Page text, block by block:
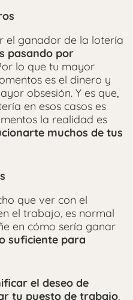
el ganador de la lotería
pasando por
lo que tu mayor
es el dinero y
obsesión. Y es que,
en esos casos es
la realidad es
muchos de tus
que ver con el
el trabajo, es normal
en cómo sería ganar
suficiente para
el deseo de
tu puesto de trabajo,